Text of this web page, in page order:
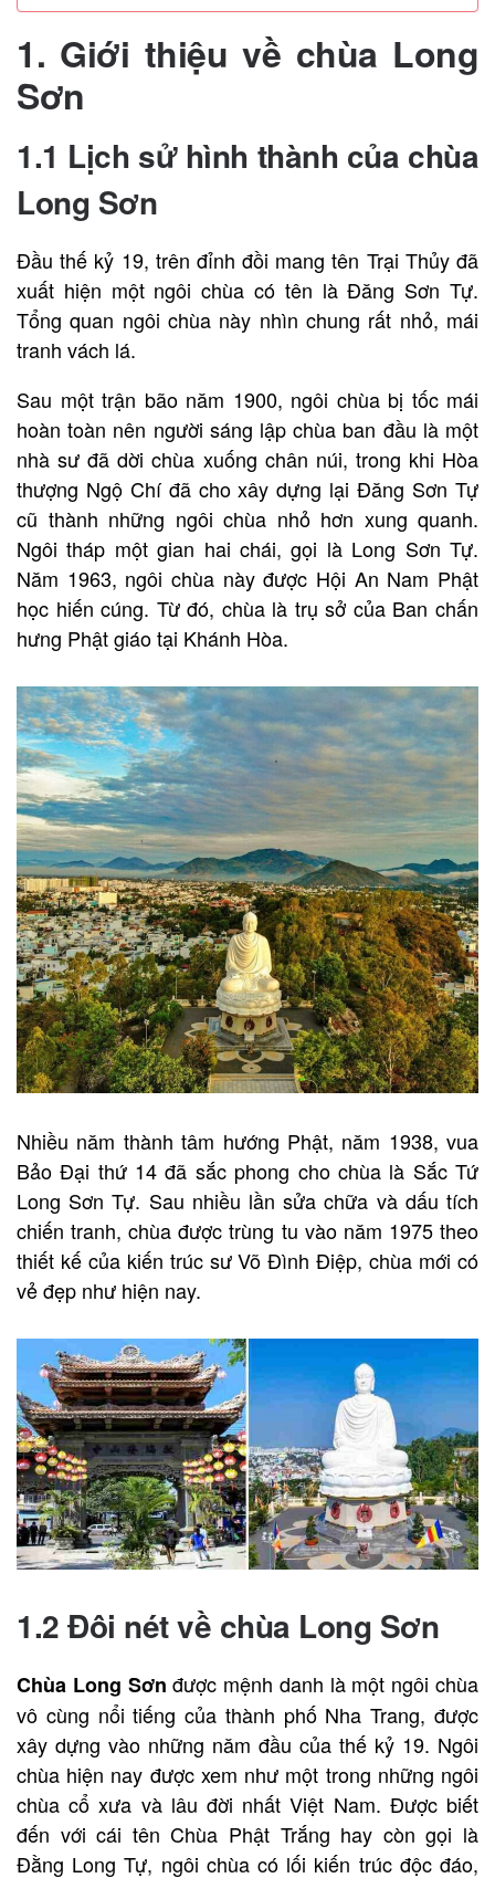
1. Giới thiệu về chùa Long
Sơn
1.1 Lịch sử hình thành của chùa
Long Sơn
Đầu thế kỷ 19, trên đỉnh đồi mang tên Trại Thủy đã
xuất hiện một ngôi chùa có tên là Đăng Sơn Tự.
Tổng quan ngôi chùa này nhìn chung rất nhỏ, mái
tranh vách lá.
Sau một trận bão năm 1900, ngôi chùa bị tốc mái
hoàn toàn nên người sáng lập chùa ban đầu là một
nhà sư đã dời chùa xuống chân núi, trong khi Hòa
thượng Ngộ Chí đã cho xây dựng lại Đăng Sơn Tự
cũ thành những ngôi chùa nhỏ hơn xung quanh.
Ngôi tháp một gian hai chái, gọi là Long Sơn Tự.
Năm 1963, ngôi chùa này được Hội An Nam Phật
học hiến cúng. Từ đó, chùa là trụ sở của Ban chấn
hưng Phật giáo tại Khánh Hòa.
Nhiều năm thành tâm hướng Phật, năm 1938, vua
Bảo Đại thứ 14 đã sắc phong cho chùa là Sắc Tứ
Long Sơn Tự. Sau nhiều lần sửa chữa và dấu tích
chiến tranh, chùa được trùng tu vào năm 1975 theo
thiết kế của kiến ​​trúc sư Võ Đình Điệp, chùa mới có
vẻ đẹp như hiện nay.
1.2 Đôi nét về chùa Long Sơn
Chùa Long Sơn được mệnh danh là một ngôi chùa
vô cùng nổi tiếng của thành phố Nha Trang, được
xây dựng vào những năm đầu của thế kỷ 19. Ngôi
chùa hiện nay được xem như một trong những ngôi
chùa cổ xưa và lâu đời nhất Việt Nam. Được biết
đến với cái tên Chùa Phật Trắng hay còn gọi là
Đằng Long Tự, ngôi chùa có lối kiến ​​trúc độc đáo,